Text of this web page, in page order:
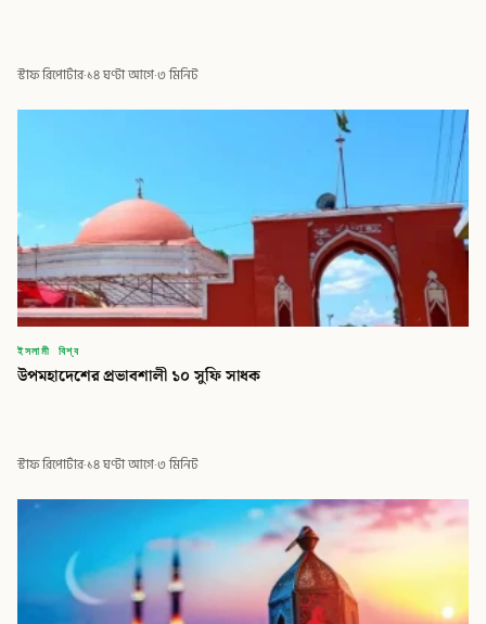
স্টাফ রিপোর্টার·১৪ ঘণ্টা আগে·৩ মিনিট
ইসলামী বিশ্ব
উপমহাদেশের প্রভাবশালী ১০ সুফি সাধক
স্টাফ রিপোর্টার·১৪ ঘণ্টা আগে·৩ মিনিট